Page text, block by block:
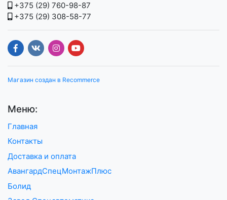
+375 (29) 760-98-87
+375 (29) 308-58-77
Магазин создан в Recommerce
Меню:
Главная
Контакты
Доставка и оплата
АвангардСпецМонтажПлюс
Болид